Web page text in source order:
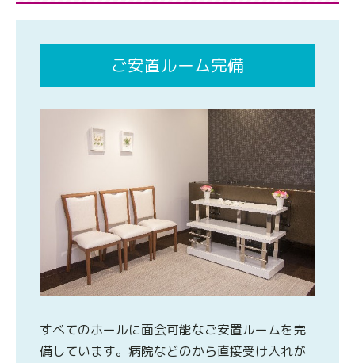
ご安置ルーム完備
すべてのホールに面会可能なご安置ルームを完
備しています。病院などのから直接受け入れが